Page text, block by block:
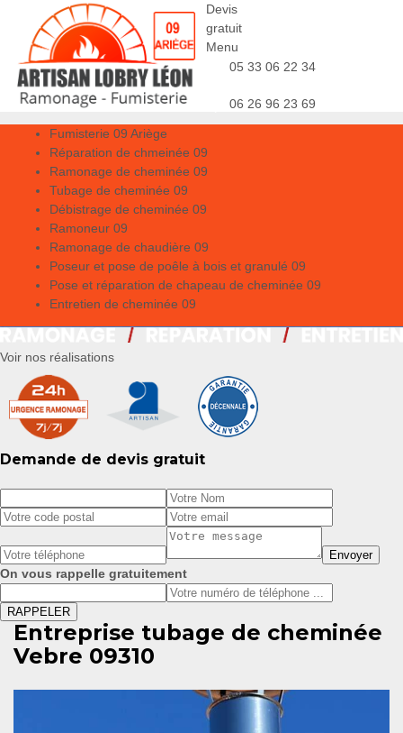
Devis
gratuit
Menu
05 33 06 22 34
06 26 96 23 69
Fumisterie 09 Ariège
Réparation de chmeinée 09
Ramonage de cheminée 09
Tubage de cheminée 09
Débistrage de cheminée 09
Ramoneur 09
Ramonage de chaudière 09
Poseur et pose de poêle à bois et granulé 09
Pose et réparation de chapeau de cheminée 09
Entretien de cheminée 09
Voir nos réalisations
Demande de devis gratuit
On vous rappelle gratuitement
Entreprise tubage de cheminée
Vebre 09310